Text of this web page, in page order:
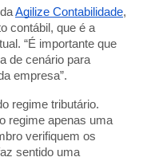
Agilize Contabilidade,
contábil, que é a
“É importante que
de cenário para
empresa”.
regime tributário.
regime apenas uma
verifiquem os
sentido uma